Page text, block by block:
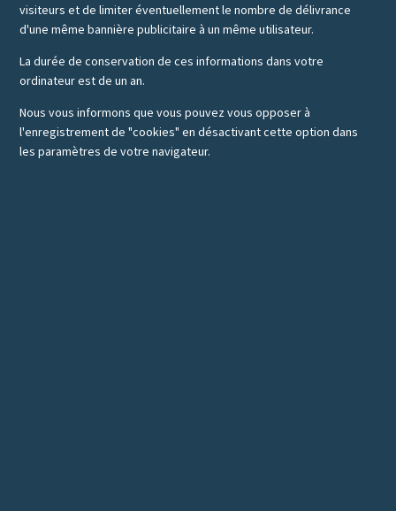
visiteurs et de limiter éventuellement le nombre de délivrance
d'une même bannière publicitaire à un même utilisateur.
La durée de conservation de ces informations dans votre
ordinateur est de un an.
Nous vous informons que vous pouvez vous opposer à
l'enregistrement de "cookies" en désactivant cette option dans
les paramètres de votre navigateur.